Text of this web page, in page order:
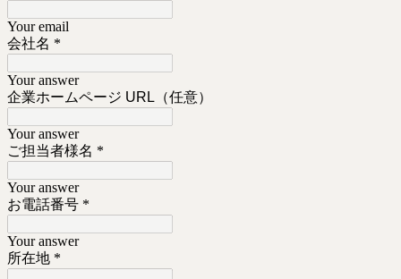
Your email
会社名 *
Your answer
企業ホームページ URL（任意）
Your answer
ご担当者様名 *
Your answer
お電話番号 *
Your answer
所在地 *